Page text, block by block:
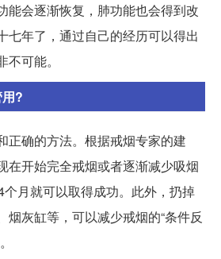
能会逐渐恢复，肺功能也会得到改
七年了，通过自己的经历可以得出
可能。
?
正确的方法。根据戒烟专家的建
在开始完全戒烟或者逐渐减少吸烟
月就可以取得成功。此外，扔掉
烟灰缸等，可以减少戒烟的“条件反